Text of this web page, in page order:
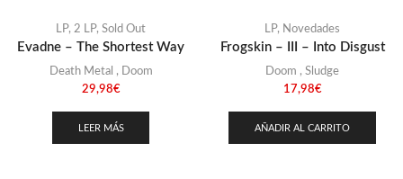
LP, 2 LP, Sold Out
Evadne – The Shortest Way
Death Metal , Doom
29,98€
LEER MÁS
LP, Novedades
Frogskin – III – Into Disgust
Doom , Sludge
17,98€
AÑADIR AL CARRITO